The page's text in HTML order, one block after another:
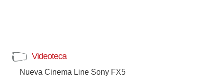
Videoteca
Nueva Cinema Line Sony FX5